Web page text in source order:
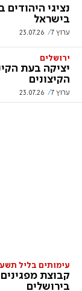
נציגי היהודים
בישראל
ערוץ 7 23.07.26
ירושלים
יציקה בעת
הקיצונים
ערוץ 7 23.07.26
עימותים בליל
קבוצת
בירושלים